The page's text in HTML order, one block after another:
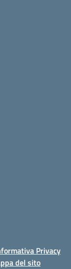
Privacy
del sito